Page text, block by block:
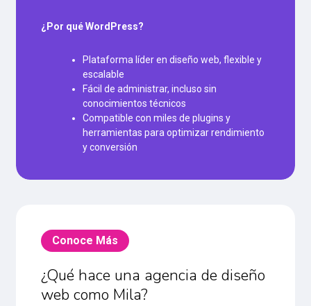
¿Por qué WordPress?
Plataforma líder en diseño web, flexible y
escalable
Fácil de administrar, incluso sin
conocimientos técnicos
Compatible con miles de plugins y
herramientas para optimizar rendimiento
y conversión
Conoce Más
¿Qué hace una agencia de diseño
web como Mila?